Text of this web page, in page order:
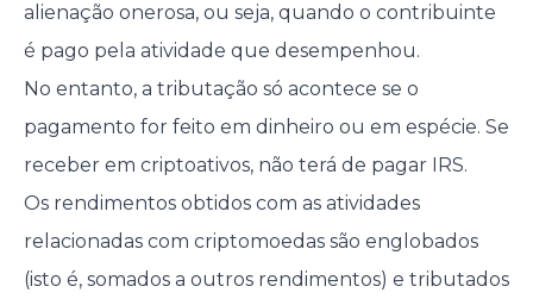
alienação onerosa, ou seja, quando o contribuinte
é pago pela atividade que desempenhou.
No entanto, a tributação só acontece se o
pagamento for feito em dinheiro ou em espécie. Se
receber em criptoativos, não terá de pagar IRS.
Os rendimentos obtidos com as atividades
relacionadas com criptomoedas são englobados
(isto é, somados a outros rendimentos) e tributados